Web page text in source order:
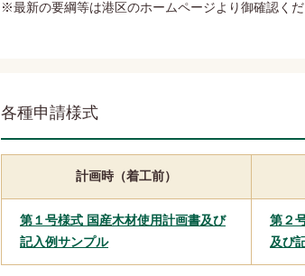
※最新の要綱等は港区のホームページより御確認くだ
各種申請様式
計画時（着工前）
第１号様式 国産木材使用計画書及び
記入例サンプル
第２
及び